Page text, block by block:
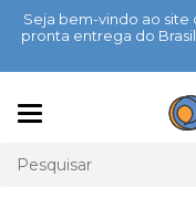
Seja bem-vindo ao site
pronta entrega do